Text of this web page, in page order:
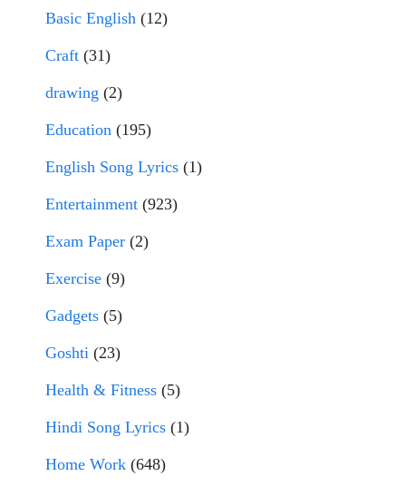
Basic English (12)
Craft (31)
drawing (2)
Education (195)
English Song Lyrics (1)
Entertainment (923)
Exam Paper (2)
Exercise (9)
Gadgets (5)
Goshti (23)
Health & Fitness (5)
Hindi Song Lyrics (1)
Home Work (648)